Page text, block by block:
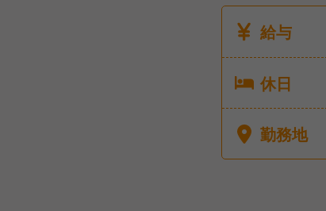
給与
休日
勤務地